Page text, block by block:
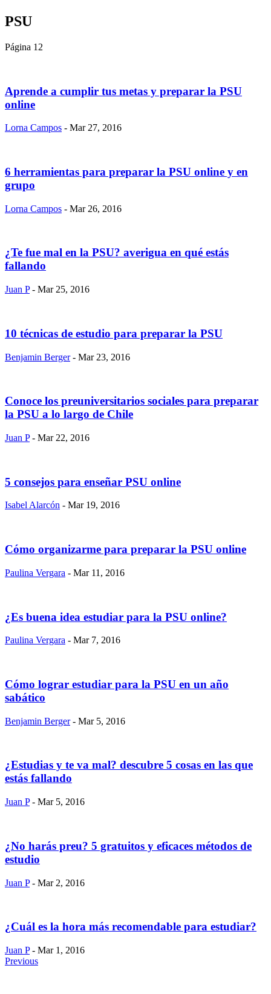
PSU
Página 12
Aprende a cumplir tus metas y preparar la PSU
online
Lorna Campos - Mar 27, 2016
6 herramientas para preparar la PSU online y en
grupo
Lorna Campos - Mar 26, 2016
¿Te fue mal en la PSU? averigua en qué estás
fallando
Juan P - Mar 25, 2016
10 técnicas de estudio para preparar la PSU
Benjamin Berger - Mar 23, 2016
Conoce los preuniversitarios sociales para preparar
la PSU a lo largo de Chile
Juan P - Mar 22, 2016
5 consejos para enseñar PSU online
Isabel Alarcón - Mar 19, 2016
Cómo organizarme para preparar la PSU online
Paulina Vergara - Mar 11, 2016
¿Es buena idea estudiar para la PSU online?
Paulina Vergara - Mar 7, 2016
Cómo lograr estudiar para la PSU en un año
sabático
Benjamin Berger - Mar 5, 2016
¿Estudias y te va mal? descubre 5 cosas en las que
estás fallando
Juan P - Mar 5, 2016
¿No harás preu? 5 gratuitos y eficaces métodos de
estudio
Juan P - Mar 2, 2016
¿Cuál es la hora más recomendable para estudiar?
Juan P - Mar 1, 2016
Previous